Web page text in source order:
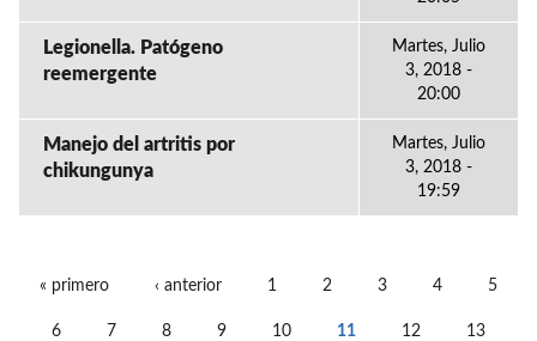
Legionella. Patógeno
reemergente
Martes, Julio
3, 2018 -
20:00
Manejo del artritis por
chikungunya
Martes, Julio
3, 2018 -
19:59
« primero ‹ anterior 1 2 3 4 5
6 7 8 9 10 11 12 13